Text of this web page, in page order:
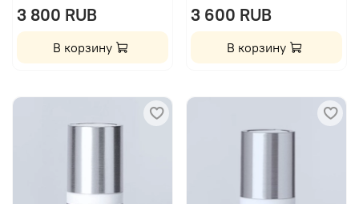
3 800 RUB
В корзину
3 600 RUB
В корзину